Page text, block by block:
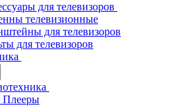
для телевизоров
телевизионные
для телевизоров
для телевизоров
Плееры